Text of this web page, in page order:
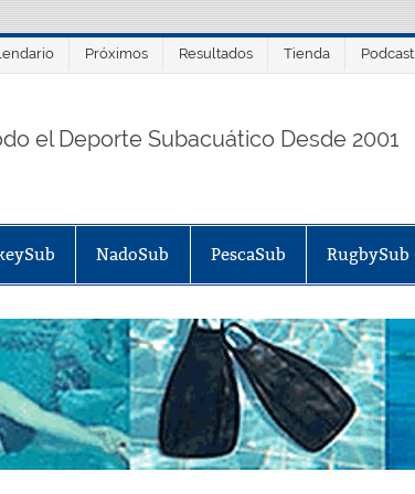
Próximos Resultados Tienda Podcast
el Deporte Subacuático Desde 2001
NadoSub PescaSub RugbySub